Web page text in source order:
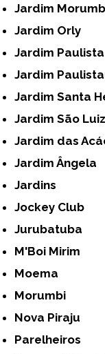
Jardim
Jardim Orly
Jardim Paulista
Jardim
Jardim Santa
Jardim São Luiz
Jardim das
Jardim Ângela
Jardins
Jockey Club
Jurubatuba
M'Boi Mirim
Moema
Morumbi
Nova Piraju
Parelheiros